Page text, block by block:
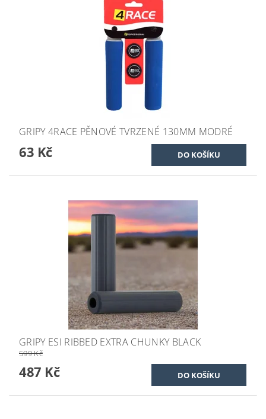
GRIPY 4RACE PĚNOVÉ TVRZENÉ 130MM MODRÉ
63 Kč
GRIPY ESI RIBBED EXTRA CHUNKY BLACK
599 Kč
487 Kč